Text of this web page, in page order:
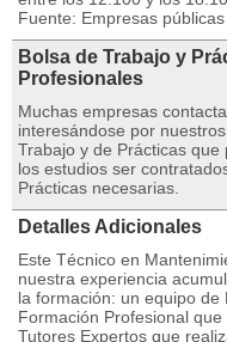
Fuente: Empresas
Bolsa de Trabajo y
Profesionales
Muchas empresas
interesándose por
Trabajo y de Prácticas
los estudios ser
Prácticas necesarias.
Detalles Adicionales
Este Técnico en
nuestra experiencia
la formación: un equipo de
Formación Profesional
Tutores Expertos que